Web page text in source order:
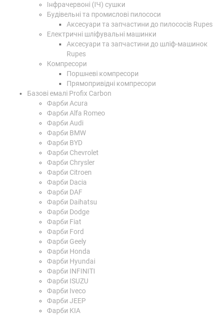
Інфрачервоні (ІЧ) сушки
Будівельні та промислові пилососи
Аксесуари та запчастини до пилососів Rupes
Електричні шліфувальні машинки
Аксесуари та запчастини до шліф-машинок
Rupes
Компресори
Поршневі компресори
Прямопривідні компресори
Базові емалі Profix Carbon
Фарби Acura
Фарби Alfa Romeo
Фарби Audi
Фарби BMW
Фарби BYD
Фарби Chevrolet
Фарби Chrysler
Фарби Citroen
Фарби Dacia
Фарби DAF
Фарби Daihatsu
Фарби Dodge
Фарби Fiat
Фарби Ford
Фарби Geely
Фарби Honda
Фарби Hyundai
Фарби INFINITI
Фарби ISUZU
Фарби Iveco
Фарби JEEP
Фарби KIA